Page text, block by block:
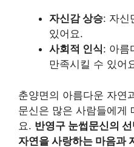
자신감 상승: 자신
있어요.
사회적 인식: 아름
만족시킬 수 있어
춘양면의 아름다운 자연
문신은 많은 사람들에게
요. 반영구 눈썹문신의
자연을 사랑하는 마음과